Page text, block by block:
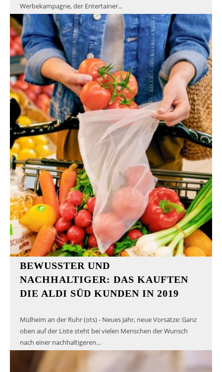
Werbekampagne, der Entertainer...
BEWUSSTER UND
NACHHALTIGER: DAS KAUFTEN
DIE ALDI SÜD KUNDEN IN 2019
Mülheim an der Ruhr (ots) - Neues Jahr, neue Vorsätze: Ganz
oben auf der Liste steht bei vielen Menschen der Wunsch
nach einer nachhaltigeren...